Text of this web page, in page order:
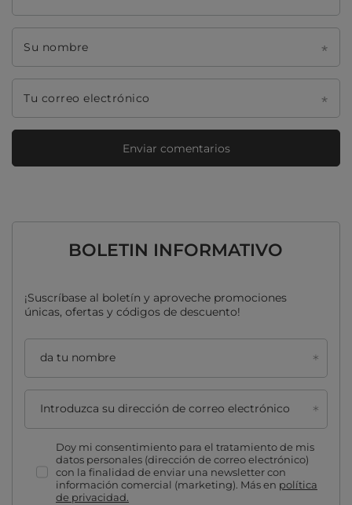
Su nombre
Tu correo electrónico
Enviar comentarios
BOLETIN INFORMATIVO
¡Suscríbase al boletín y aproveche promociones
únicas, ofertas y códigos de descuento!
da tu nombre
Introduzca su dirección de correo electrónico
Doy mi consentimiento para el tratamiento de mis
datos personales (dirección de correo electrónico)
con la finalidad de enviar una newsletter con
información comercial (marketing). Más en política
de privacidad.